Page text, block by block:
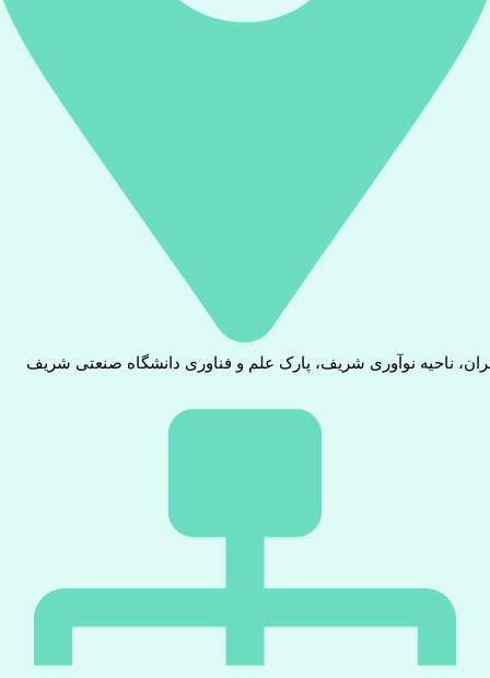
ناحیه نوآوری شریف، پارک علم و فناوری دانشگاه صنعتی شریف